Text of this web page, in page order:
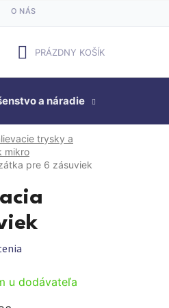
O NÁS
KOŠÍK
PRÁZDNY KOŠÍK
a náradie
trysky a
mikro
pre 6 zásuviek
u dodávateľa